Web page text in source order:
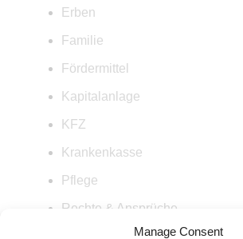
Manage Consent
Erben
Familie
Fördermittel
Kapitalanlage
KFZ
Krankenkasse
Pflege
Rechte & Ansprüche